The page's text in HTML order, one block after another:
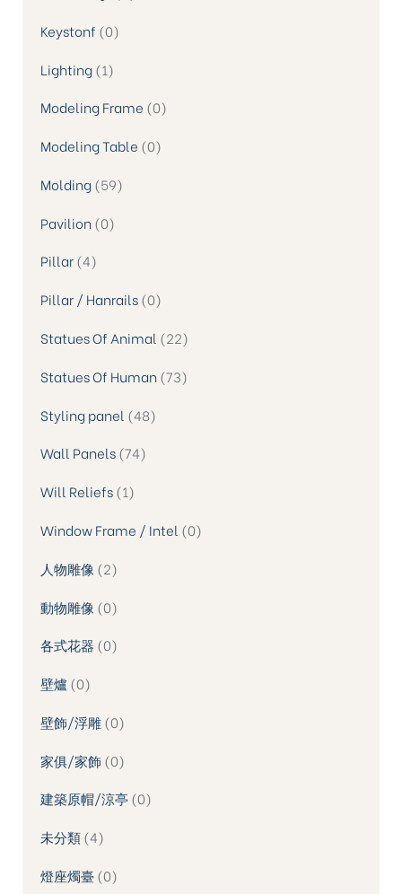
Keystonf 0
Lighting 1
Modeling Frame 0
Modeling Table 0
Molding 59
Pavilion 0
Pillar 4
Pillar / Hanrails 0
Statues Of Animal 22
Statues Of Human 73
Styling panel 48
Wall Panels 74
Will Reliefs 1
Window Frame / Intel 0
人物雕像 2
動物雕像 0
各式花器 0
壁爐 0
壁飾/浮雕 0
家俱/家飾 0
建築原帽/涼亭 0
未分類 4
燈座燭臺 0